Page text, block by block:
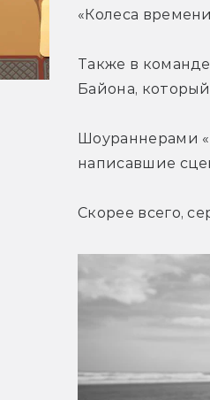
«Колеса
Также в
Байона,
Шоураннерами
написавшие
Скорее всего,